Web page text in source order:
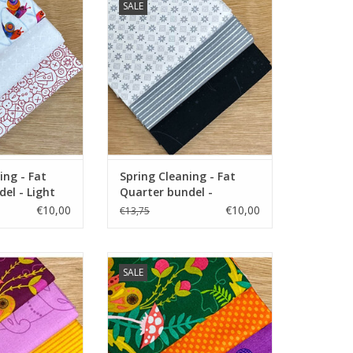
WINKELWAGEN
- Fat
- Light
€10,00
SALE
TOEVOEGEN AAN WINKELWAGEN
Spring Cleaning - Fat
Quarter bundel -
Black/Grey
€13,75 €10,00
bundel
WINKELWAGEN
SALE
fat quarter bundel
TOEVOEGEN AAN WINKELWAGEN